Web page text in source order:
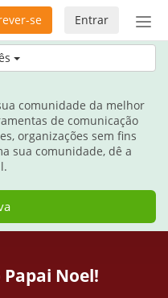
Entrar
se
dom da
comunidade da melhor
de comunicação
organizações sem fins
sua comunidade, dê a
Noel!